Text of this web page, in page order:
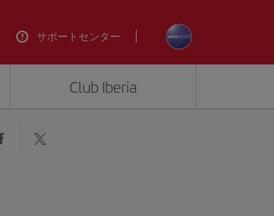
サポートセンター
Club Iberia